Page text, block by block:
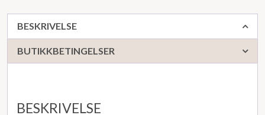
BESKRIVELSE
BUTIKKBETINGELSER
BESKRIVELSE